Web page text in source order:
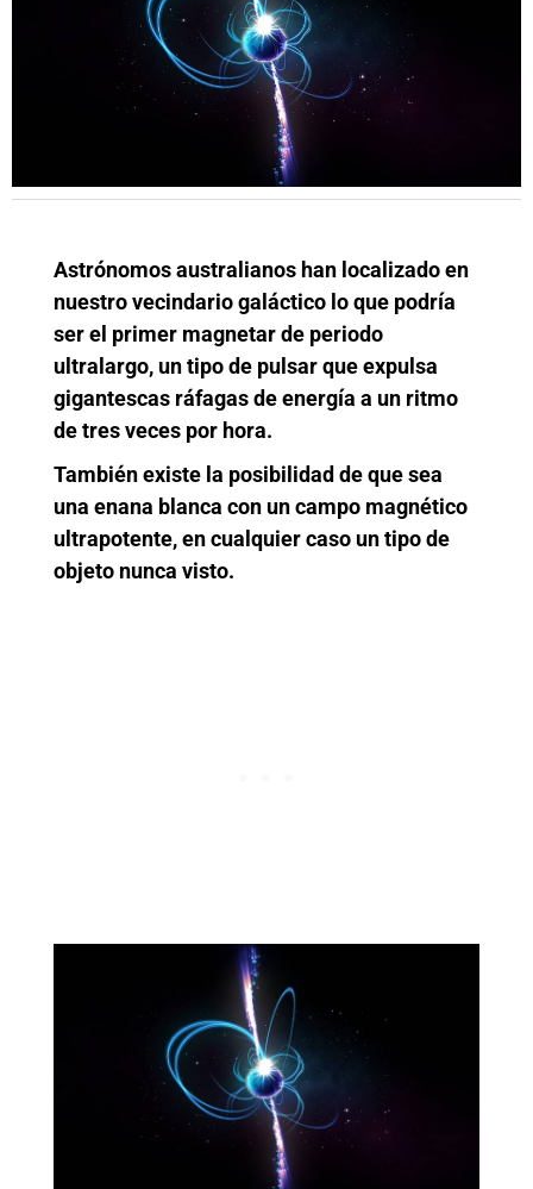
Astrónomos australianos han localizado en
nuestro vecindario galáctico lo que podría
ser el primer magnetar de periodo
ultralargo, un tipo de pulsar que expulsa
gigantescas ráfagas de energía a un ritmo
de tres veces por hora.
También existe la posibilidad de que sea
una enana blanca con un campo magnético
ultrapotente, en cualquier caso un tipo de
objeto nunca visto.